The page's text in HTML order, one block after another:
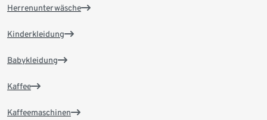
Herrenunterwäsche
Kinderkleidung
Babykleidung
Kaffee
Kaffeemaschinen